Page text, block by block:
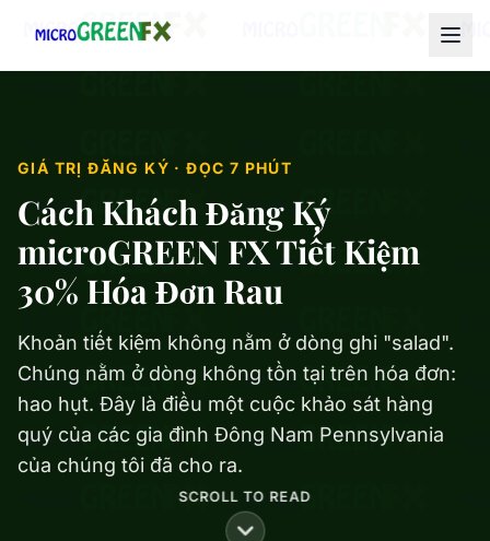
GIÁ TRỊ ĐĂNG KÝ · ĐỌC 7 PHÚT
Cách Khách Đăng Ký
microGREEN FX Tiết Kiệm
30% Hóa Đơn Rau
Khoản tiết kiệm không nằm ở dòng ghi "salad".
Chúng nằm ở dòng không tồn tại trên hóa đơn:
hao hụt. Đây là điều một cuộc khảo sát hàng
quý của các gia đình Đông Nam Pennsylvania
của chúng tôi đã cho ra.
SCROLL TO READ